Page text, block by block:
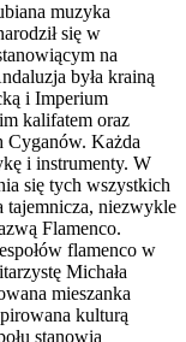
muzyka
się w
na
była krainą
i Imperium
kalifatem oraz
Cyganów. Każda
i instrumenty. W
się tych wszystkich
tajemnicza, niezwykle
Flamenco.
flamenco w
Michała
mieszanka
kulturą
stanowią